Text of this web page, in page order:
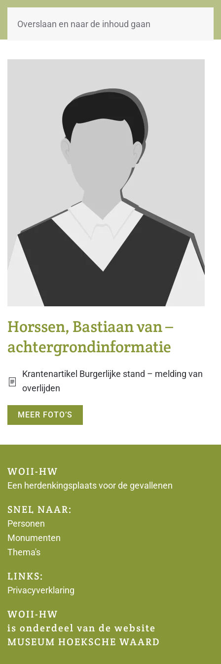
Overslaan en naar de inhoud gaan
WOII-HW
Horssen, Bastiaan van –
achtergrondinformatie
Krantenartikel Burgerlijke stand – melding van
overlijden
MEER FOTO’S
WOII-HW
Een herdenkingsplaats voor de gevallenen
SNEL NAAR:
Personen
Monumenten
Thema's
LINKS:
Privacyverklaring
WOII-HW
is onderdeel van de website
MUSEUM HOEKSCHE WAARD